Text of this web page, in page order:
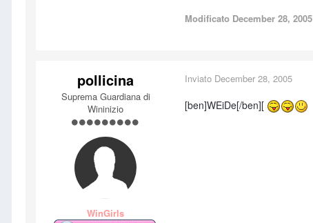
Modificato December 28, 2005
pollicina
Suprema Guardiana di
Wininizio
WinGirls
Inviato December 28, 2005
[ben]WEiDe[/ben][